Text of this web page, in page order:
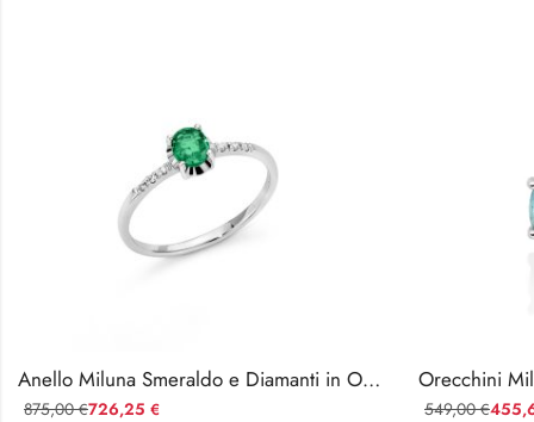
Anello Miluna Smeraldo e Diamanti in Oro Bianco 18kt
726,25 €
875,00€ 549,00€